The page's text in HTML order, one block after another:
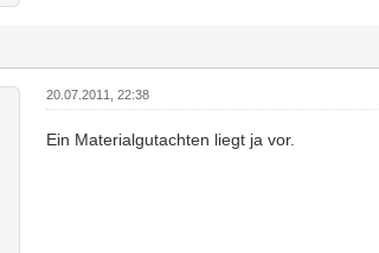
20.07.2011, 22:38
Ein Materialgutachten liegt ja vor.